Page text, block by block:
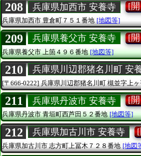
208 兵庫県加西市 安養寺 [
兵庫県加西市豊倉町７５１番地 [地図等]
209 兵庫県養父市 安養寺 [
兵庫県養父市上箇４９６番地 [地図等]
210 兵庫県川辺郡猪名川町 安
[〒666-0222] 兵庫県川辺郡猪名川町 槻並字上
211 兵庫県丹波市 安養寺 [
兵庫県丹波市青垣町西芦田５２番地 [地図等]
212 兵庫県加古川市 安養寺
兵庫県加古川市 志方町上冨木７２８番地 [地図